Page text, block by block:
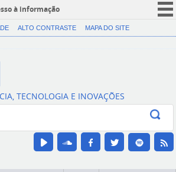
à informação
CORONAVÍRUS (COVID-19)
Canais
ALTO CONTRASTE MAPA DO SITE
TECNOLOGIA E INOVAÇÕES